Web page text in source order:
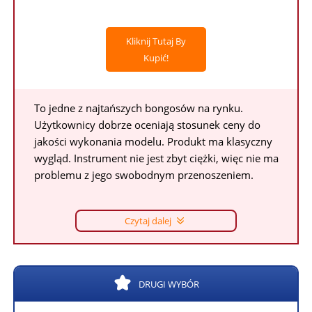
Kliknij Tutaj By
Kupić!
To jedne z najtańszych bongosów na rynku.
Użytkownicy dobrze oceniają stosunek ceny do
jakości wykonania modelu. Produkt ma klasyczny
wygląd. Instrument nie jest zbyt ciężki, więc nie ma
problemu z jego swobodnym przenoszeniem.
Czytaj dalej
DRUGI WYBÓR